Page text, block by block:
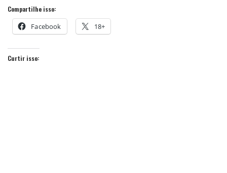
Compartilhe isso:
Facebook 18+
Curtir isso: